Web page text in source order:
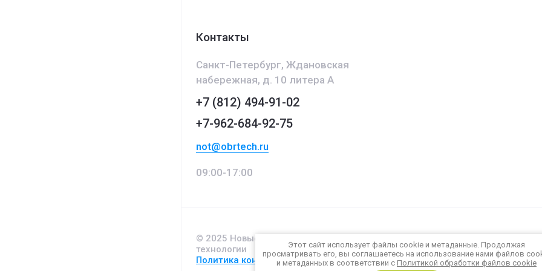
Контакты
Санкт-Петербург, Ждановская
набережная, д. 10 литера А
+7 (812) 494-91-02
+7-962-684-92-75
not@obrtech.ru
09:00-17:00
© 2025 Новые Образовательные
технологии
Политика конфиденциальности
Поддержка. Разработка
Этот сайт использует файлы cookie и метаданные. Продолжая
просматривать его, вы соглашаетесь на использование нами файлов
и метаданных в соответствии с Политикой обработки файлов cookie